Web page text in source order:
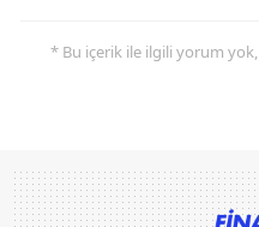
* Bu içerik ile ilgili yorum yok,